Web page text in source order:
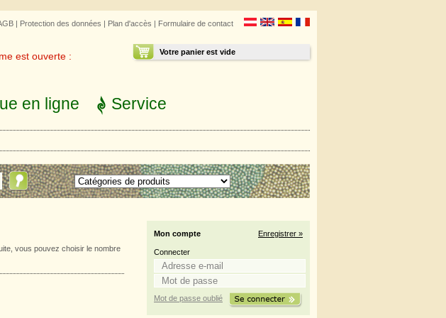
| Protection des données | Plan d'accès | Formulaire de contact
Votre panier est vide
est ouverte :
en ligne Service
vous pouvez choisir le nombre
Mon compte Enregistrer »
Connecter
Mot de passe oublié